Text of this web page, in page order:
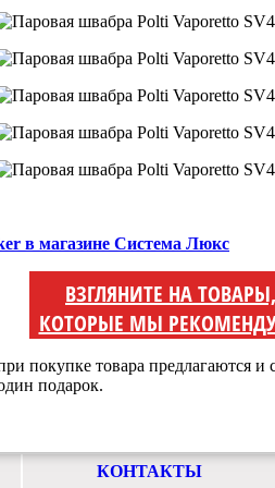
в магазине Система Люкс
ВЗГЛЯНИТЕ НА ТОВАРЫ,
КОТОРЫЕ МЫ
покупке товара предлагаются
подарок.
КОНТАКТЫ